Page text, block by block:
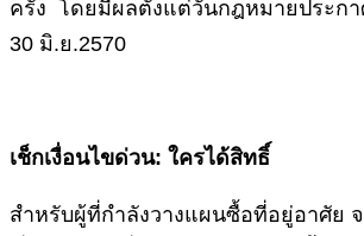
ครั้ง โดยมีผลตั้งแต่วันกฎหมายประกา
30 มิ.ย.2570
เช็กเงื่อนไขด่วน: ใครได้สิทธิ์
สำหรับผู้ที่กำลังวางแผนซื้อที่อยู่อาศัย